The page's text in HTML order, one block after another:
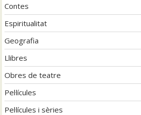
Contes
Espiritualitat
Geografia
Llibres
Obres de teatre
Pel·lícules
Pel·lícules i sèries